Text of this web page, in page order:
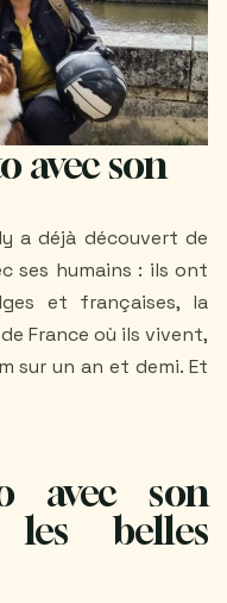
avec son
a déjà découvert de
ses humains : ils ont
et françaises, la
France où ils vivent,
sur un an et demi. Et
avec son
les belles